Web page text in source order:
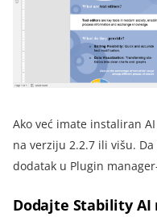
Ako već imate instaliran
na verziju 2.2.7 ili višu.
dodatak u Plugin
Dodajte Stability AI